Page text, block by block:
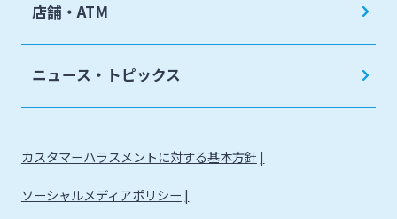
店舗・ATM
ニュース・トピックス
カスタマーハラスメントに対する基本方針
ソーシャルメディアポリシー